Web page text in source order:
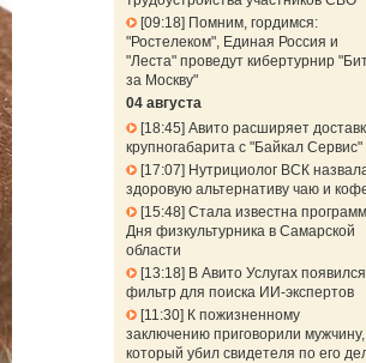
09:18 Помним, гордимся:
"Ростелеком", Единая Россия и
"Леста" проведут кибертурнир
за Москву"
04 августа
18:45 Авито расширяет
крупногабарита с "Байкал Сервис"
17:07
Нутрициолог ВСК
здоровую альтернативу чаю и
15:48 Стала известна
Дня физкультурника в Самарской
области
13:18 В Авито Услугах появился
фильтр для поиска ИИ-экспертов
11:30 К пожизненному
заключению приговорили мужчину,
который убил свидетеля по его